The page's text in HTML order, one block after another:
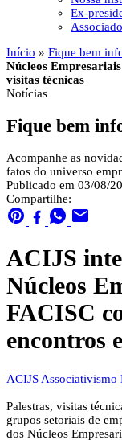
Ex-
Início » Fique bem
Núcleos
visitas técnicas
Notícias
Fique bem
Acompanhe as
fatos do universo
Publicado em 03/08/
Compartilhe:
ACIJS
Núcleos
FACISC
encontros
ACIJS Associativismo
Palestras, visitas
grupos setoriais de
dos Núcleos